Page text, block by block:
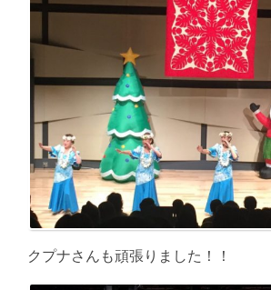
クプナさんも頑張りました！！